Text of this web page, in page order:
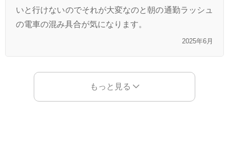
いと行けないのでそれが大変なのと朝の通勤ラッシュ
の電車の混み具合が気になります。
2025年6月
もっと見る